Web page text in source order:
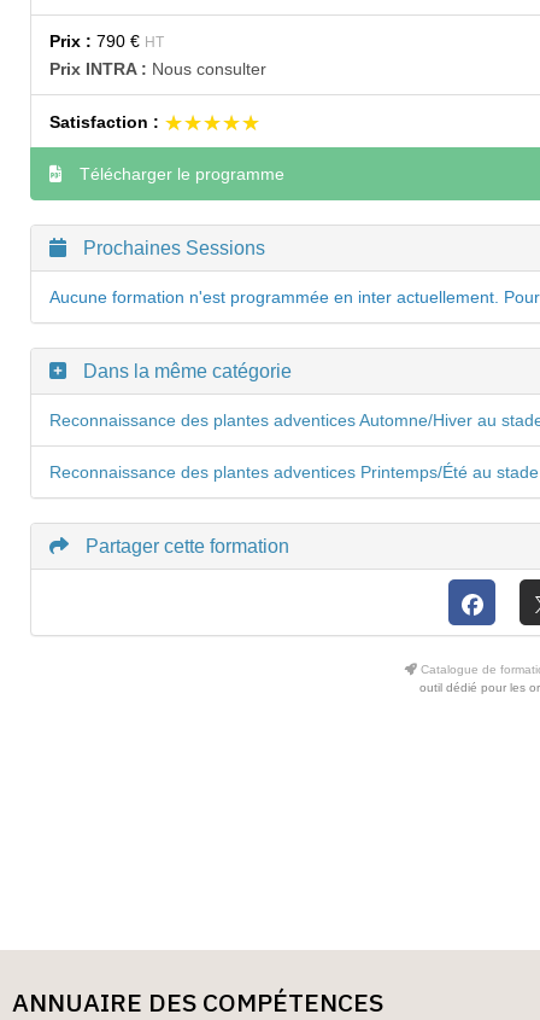
Prix : 790 € HT
Prix INTRA : Nous consulter
Satisfaction : ★★★★★
★★★★★
Télécharger le programme
Prochaines Sessions
Aucune formation n'est programmée en inter actuellement.
Dans la même catégorie
Reconnaissance des plantes adventices Automne/Hiver au
Reconnaissance des plantes adventices Printemps/Été au
Partager cette formation
Catalogue de
outil dédié pour les
ANNUAIRE DES COMPÉTENCES